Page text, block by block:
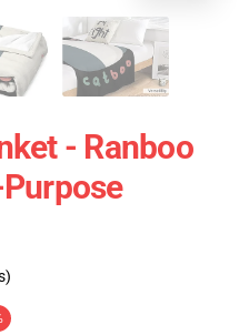
- Ranboo